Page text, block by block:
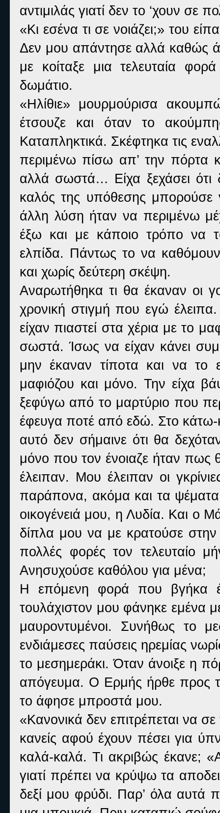
αντιμιλάς γιατί δεν το ‘χουν σε
«Κι εσένα τι σε νοιάζει;» του
Δεν μου απάντησε αλλά καθώς
με κοίταξε μια τελευταία
δωμάτιο.
«Ηλίθιε» μουρμούρισα
έτσουζε και όταν το
Καταπληκτικά. Σκέφτηκα τις
περιμένω πίσω απ’ την πόρτα
αλλά σωστά… Είχα ξεχάσει ότι
καλός της υπόθεσης μπορούσε
άλλη λύση ήταν να περιμένω
έξω και με κάποιο τρόπο να
ελπίδα. Πάντως το να
και χωρίς δεύτερη σκέψη.
Αναρωτήθηκα τι θα έκαναν οι
χρονική στιγμή που εγώ
είχαν πιαστεί στα χέρια με το
σωστά. Ίσως να είχαν κάνει
μην έκαναν τίποτα και να το
μαφιόζου και μόνο. Την είχα
ξεφύγω από το μαρτύριο που
έφευγα ποτέ από εδώ. Στο κάτω-
αυτό δεν σήμαινε ότι θα
μόνο που τον ένοιαζε ήταν πως
έλειπαν. Μου έλειπαν οι
παράπονα, ακόμα και τα
οικογένειά μου, η Λυδία. Και ο
δίπλα μου να με κρατούσε στην
πολλές φορές τον τελευταίο
Ανησυχούσε καθόλου για μένα;
Η επόμενη φορά που βγήκα
τουλάχιστον μου φάνηκε εμένα
μαυροντυμένοι. Συνήθως το
ενδιάμεσες παύσεις ηρεμίας
το μεσημεράκι. Όταν άνοιξε η
απόγευμα. Ο Ερμής ήρθε προς
το άφησε μπροστά μου.
«Κανονικά δεν επιτρέπεται να
κανείς αφού έχουν πέσει για
καλά-καλά. Τι ακριβώς έκανε;
γιατί πρέπει να κρύψω τα
δεξί μου φρύδι. Παρ’ όλα αυτά